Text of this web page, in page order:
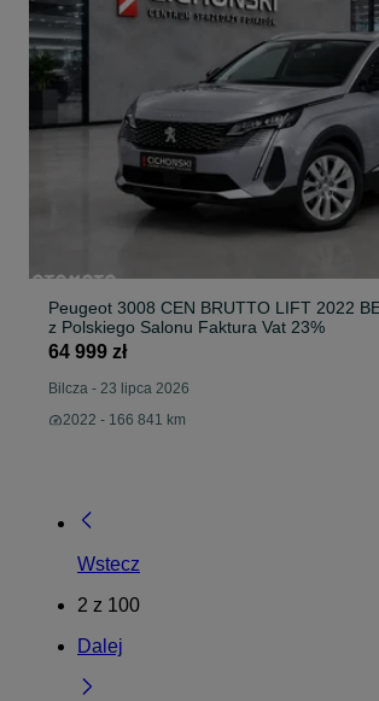
Peugeot 3008 CEN BRUTTO LIFT 2022
z Polskiego Salonu Faktura Vat 23%
64 999 zł
Bilcza - 23 lipca 2026
2022 - 166 841 km
Wstecz
2 z 100
Dalej